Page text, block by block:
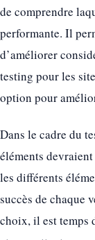
de comprendre
performante. Il
d’améliorer
testing pour les
option pour
Dans le cadre du
éléments
les différents
succès de chaque
choix, il est temps